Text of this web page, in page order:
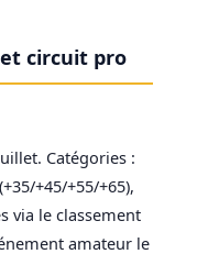
circuit pro
Catégories :
+45/+55/+65),
via le classement
amateur le